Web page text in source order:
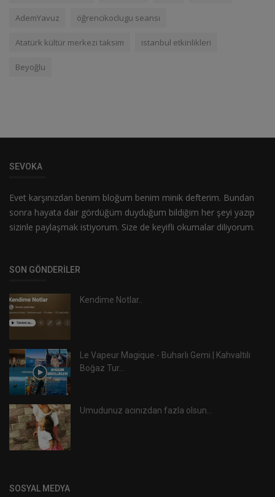
AdemYavuz öğrencikoclugu seansı
Atatürk kültür merkezi taksim istanbul etkinlikleri
Beyoğlu
SEVOKA
Evet karşınızdan benim bloğum benim minik defterim. Bundan
sonra hayata dair gördüğüm duyduğum bildiğim her şeyi yazıp
sizinle paylaşmak istiyorum. Size de keyifli okumalar diliyorum.
SON GÖNDERILER
Kendime Notlar..
Le Vapeur Magique - Buharlı Gemi | Kahvaltılı
Boğaz Tur...
Umudunuz acınızdan fazla olsun...
SOSYAL MEDYA